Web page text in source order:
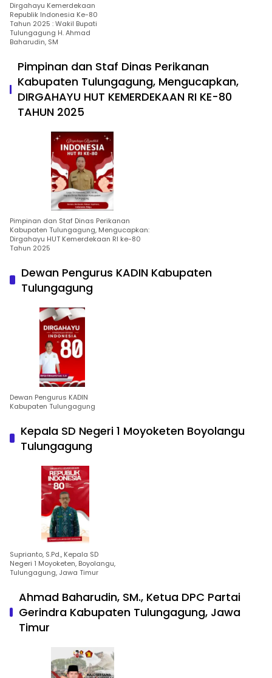
Dirgahayu Kemerdekaan
Republik Indonesia Ke-80
Tahun 2025 : Wakil Bupati
Tulungagung H. Ahmad
Baharudin, SM
Pimpinan dan Staf Dinas Perikanan
Kabupaten Tulungagung, Mengucapkan,
DIRGAHAYU HUT KEMERDEKAAN RI KE-80
TAHUN 2025
Pimpinan dan Staf Dinas Perikanan
Kabupaten Tulungagung, Mengucapkan:
Dirgahayu HUT Kemerdekaan RI ke-80
Tahun 2025
Dewan Pengurus KADIN Kabupaten
Tulungagung
Dewan Pengurus KADIN
Kabupaten Tulungagung
Kepala SD Negeri 1 Moyoketen Boyolangu
Tulungagung
Suprianto, S.Pd., Kepala SD
Negeri 1 Moyoketen, Boyolangu,
Tulungagung, Jawa Timur
Ahmad Baharudin, SM., Ketua DPC Partai
Gerindra Kabupaten Tulungagung, Jawa
Timur